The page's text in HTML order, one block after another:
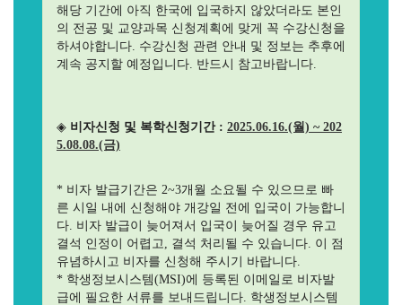
해당 기간에 아직 한국에 입국하지 않았더라도 본인
의 전공 및 교양과목 신청계획에 맞게 꼭 수강신청을
하셔야합니다. 수강신청 관련 안내 및 정보는 추후에
계속 공지할 예정입니다. 반드시 참고바랍니다.
◈ 비자신청 및 복학신청기간 : 2025.06.16.(월) ~ 202
5.08.08.(금)
* 비자 발급기간은 2~3개월 소요될 수 있으므로 빠
른 시일 내에 신청해야 개강일 전에 입국이 가능합니
다. 비자 발급이 늦어져서 입국이 늦어질 경우 유고
결석 인정이 어렵고, 결석 처리될 수 있습니다. 이 점
유념하시고 비자를 신청해 주시기 바랍니다.
* 학생정보시스템(MSI)에 등록된 이메일로 비자발
급에 필요한 서류를 보내드립니다. 학생정보시스템